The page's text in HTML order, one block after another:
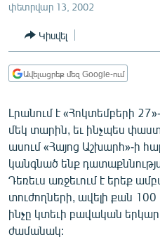
հիմնական
մենյուին
Որոնում
ՔԱՂԱՔԱԿԱՆ
ԸՆՏՐՈՒԹՅՈՒՆՆԵՐ 2026
ԻՐԱՎՈՒՆՔ
ՏՆՏԵՍՈՒԹՅՈՒՆ
ՂԱՐԱԲԱՂ
ՊԱՏԵՐԱԶՄԻ 6
ՏԱՐԱԾԱՇՐՋԱՆ
ՄԻՋԱԶԳԱՅԻՆ
ՄՇԱԿՈՒՅԹ
փետրվար 13, 2002
Կիսվել
Ավելացրեք մեզ Google-ում
Լրանում է «Հոկտեմբերի
մեկ տարին, եւ ինչպես
ասում «Հայոց Աշխարհ»-ի
կանգնած ենք
Դեռեւս առջեւում է երեք
տուժողների, ավելի քան
ինչը կտեւի բավական
ժամանակ: